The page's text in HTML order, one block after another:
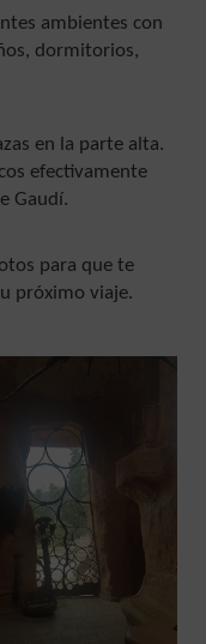
ambientes con
dormitorios,
en la parte alta.
efectivamente
Gaudí.
para que te
próximo viaje.